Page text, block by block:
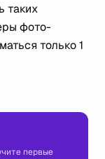
таких
фото-
только 1
первые